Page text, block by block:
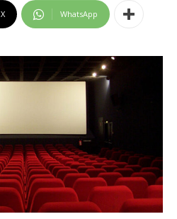
X WhatsApp